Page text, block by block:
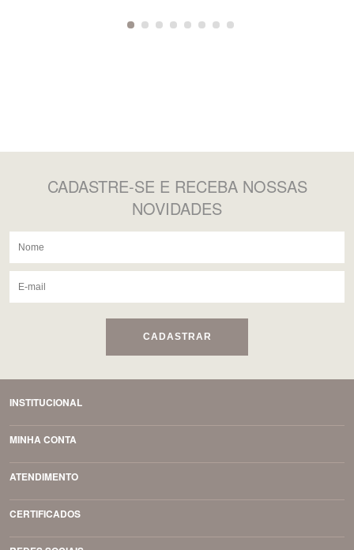
CADASTRE-SE E RECEBA NOSSAS
NOVIDADES
CADASTRAR
INSTITUCIONAL
MINHA CONTA
ATENDIMENTO
CERTIFICADOS